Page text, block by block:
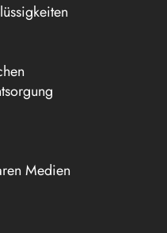
Medien